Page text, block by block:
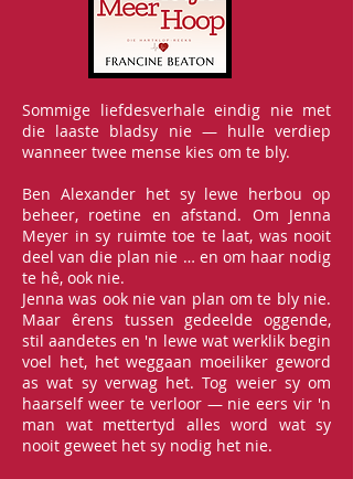
Sommige liefdesverhale eindig nie met
die laaste bladsy nie — hulle verdiep
wanneer twee mense kies om te bly.
Ben Alexander het sy lewe herbou op
beheer, roetine en afstand. Om Jenna
Meyer in sy ruimte toe te laat, was nooit
deel van die plan nie … en om haar nodig
te hê, ook nie.
Jenna was ook nie van plan om te bly nie.
Maar êrens tussen gedeelde oggende,
stil aandetes en 'n lewe wat werklik begin
voel het, het weggaan moeiliker geword
as wat sy verwag het. Tog weier sy om
haarself weer te verloor — nie eers vir 'n
man wat mettertyd alles word wat sy
nooit geweet het sy nodig het nie.